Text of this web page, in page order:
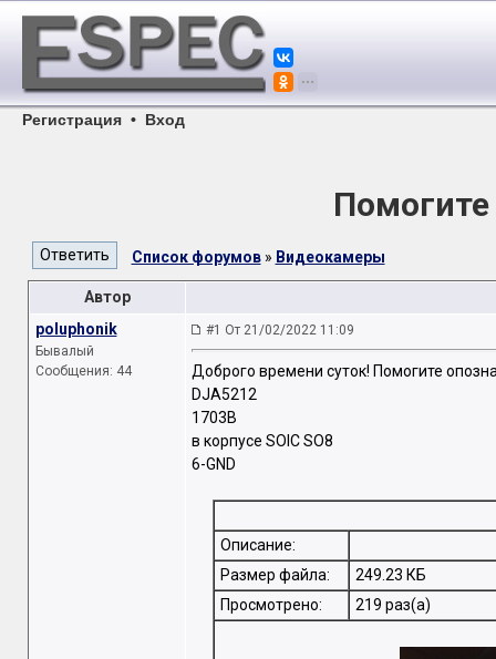
Регистрация • Вход
Помогите
Список форумов» Видеокамеры
Автор
poluphonik
Бывалый
Сообщения: 44
#1 От 21/02/2022 11:09
Доброго времени суток! Помогите
DJA5212
1703B
в корпусе SOIC SO8
6-GND
Описание:
Размер файла:
249.23 КБ
Просмотрено:
219 раз(а)